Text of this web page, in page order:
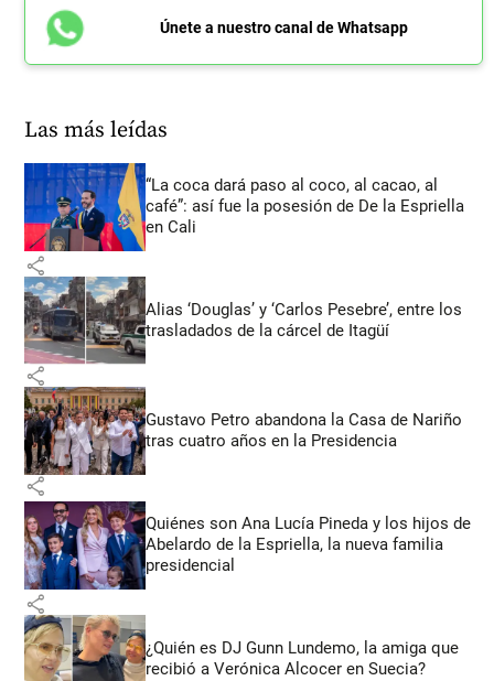
Únete a nuestro canal de Whatsapp
Las más leídas
“La coca dará paso al coco, al cacao, al
café”: así fue la posesión de De la Espriella
en Cali
share
Alias ‘Douglas’ y ‘Carlos Pesebre’, entre los
trasladados de la cárcel de Itagüí
share
Gustavo Petro abandona la Casa de Nariño
tras cuatro años en la Presidencia
share
Quiénes son Ana Lucía Pineda y los hijos de
Abelardo de la Espriella, la nueva familia
presidencial
share
¿Quién es DJ Gunn Lundemo, la amiga que
recibió a Verónica Alcocer en Suecia?